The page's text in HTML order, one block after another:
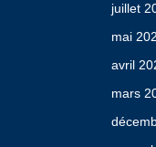
juillet
mai
avril
mars